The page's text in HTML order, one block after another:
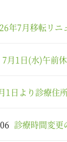
年7月移転リニ
7月1日(水)午前
1日より診療住
診療時間変更